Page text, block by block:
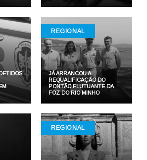
REGIONAL
JÁ ARRANCOU A
REQUALIFICAÇÃO DO
PONTÃO FLUTUANTE DA
FOZ DO RIO MINHO
REGIONAL